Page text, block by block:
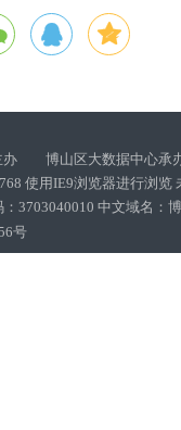
办 博山区大数据中心承
使用IE9浏览器进行浏览
3703040010 中文域名：
号